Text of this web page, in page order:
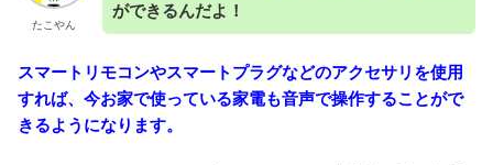
たこやん
ができるんだよ！
スマートリモコンやスマートプラグなどのアクセサリを使用
すれば、今お家で使っている家電も音声で操作することがで
きるようになります。